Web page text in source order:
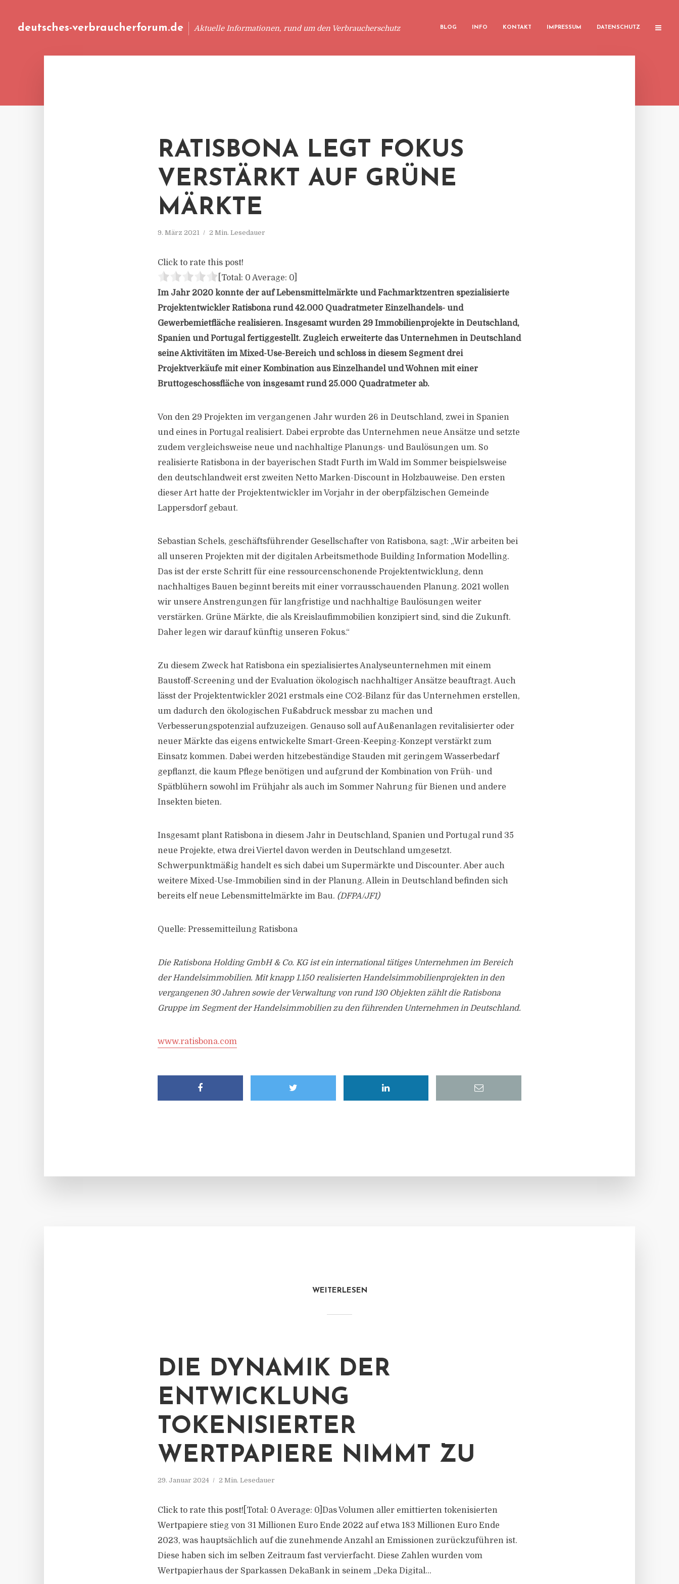
deutsches-verbraucherforum.de Aktuelle Informationen, rund um den Verbraucherschutz BLOG INFO KONTAKT IMPRESSUM DATENSCHUTZ
RATISBONA LEGT FOKUS
VERSTÄRKT AUF GRÜNE
MÄRKTE
9. März 2021 2 Min. Lesedauer
Click to rate this post!
[Total: 0 Average: 0
Im Jahr 2020 konnte der auf Lebensmittelmärkte und Fachmarktzentren spezialisierte
Projektentwickler Ratisbona rund 42.000 Quadratmeter Einzelhandels- und
Gewerbemietfläche realisieren. Insgesamt wurden 29 Immobilienprojekte in Deutschland,
Spanien und Portugal fertiggestellt. Zugleich erweiterte das Unternehmen in Deutschland
seine Aktivitäten im Mixed-Use-Bereich und schloss in diesem Segment drei
Projektverkäufe mit einer Kombination aus Einzelhandel und Wohnen mit einer
Bruttogeschossfläche von insgesamt rund 25.000 Quadratmeter ab.
Von den 29 Projekten im vergangenen Jahr wurden 26 in Deutschland, zwei in Spanien
und eines in Portugal realisiert. Dabei erprobte das Unternehmen neue Ansätze und setzte
zudem vergleichsweise neue und nachhaltige Planungs- und Baulösungen um. So
realisierte Ratisbona in der bayerischen Stadt Furth im Wald im Sommer beispielsweise
den deutschlandweit erst zweiten Netto Marken-Discount in Holzbauweise. Den ersten
dieser Art hatte der Projektentwickler im Vorjahr in der oberpfälzischen Gemeinde
Lappersdorf gebaut.
Sebastian Schels, geschäftsführender Gesellschafter von Ratisbona, sagt: „Wir arbeiten bei
all unseren Projekten mit der digitalen Arbeitsmethode Building Information Modelling.
Das ist der erste Schritt für eine ressourcenschonende Projektentwicklung, denn
nachhaltiges Bauen beginnt bereits mit einer vorrausschauenden Planung. 2021 wollen
wir unsere Anstrengungen für langfristige und nachhaltige Baulösungen weiter
verstärken. Grüne Märkte, die als Kreislaufimmobilien konzipiert sind, sind die Zukunft.
Daher legen wir darauf künftig unseren Fokus.“
Zu diesem Zweck hat Ratisbona ein spezialisiertes Analyseunternehmen mit einem
Baustoff-Screening und der Evaluation ökologisch nachhaltiger Ansätze beauftragt. Auch
lässt der Projektentwickler 2021 erstmals eine CO2-Bilanz für das Unternehmen erstellen,
um dadurch den ökologischen Fußabdruck messbar zu machen und
Verbesserungspotenzial aufzuzeigen. Genauso soll auf Außenanlagen revitalisierter oder
neuer Märkte das eigens entwickelte Smart-Green-Keeping-Konzept verstärkt zum
Einsatz kommen. Dabei werden hitzebeständige Stauden mit geringem Wasserbedarf
gepflanzt, die kaum Pflege benötigen und aufgrund der Kombination von Früh- und
Spätblühern sowohl im Frühjahr als auch im Sommer Nahrung für Bienen und andere
Insekten bieten.
Insgesamt plant Ratisbona in diesem Jahr in Deutschland, Spanien und Portugal rund 35
neue Projekte, etwa drei Viertel davon werden in Deutschland umgesetzt.
Schwerpunktmäßig handelt es sich dabei um Supermärkte und Discounter. Aber auch
weitere Mixed-Use-Immobilien sind in der Planung. Allein in Deutschland befinden sich
bereits elf neue Lebensmittelmärkte im Bau. (DFPA/JF1)
Quelle: Pressemitteilung Ratisbona
Die Ratisbona Holding GmbH & Co. KG ist ein international tätiges Unternehmen im Bereich
der Handelsimmobilien. Mit knapp 1.150 realisierten Handelsimmobilienprojekten in den
vergangenen 30 Jahren sowie der Verwaltung von rund 130 Objekten zählt die Ratisbona
Gruppe im Segment der Handelsimmobilien zu den führenden Unternehmen in Deutschland.
www.ratisbona.com
WEITERLESEN
DIE DYNAMIK DER
ENTWICKLUNG
TOKENISIERTER
WERTPAPIERE NIMMT ZU
29. Januar 2024 2 Min. Lesedauer
Click to rate this post![Total: 0 Average: 0]Das Volumen aller emittierten tokenisierten
Wertpapiere stieg von 31 Millionen Euro Ende 2022 auf etwa 183 Millionen Euro Ende
2023, was hauptsächlich auf die zunehmende Anzahl an Emissionen zurückzuführen ist.
Diese haben sich im selben Zeitraum fast vervierfacht. Diese Zahlen wurden vom
Wertpapierhaus der Sparkassen DekaBank in seinem „Deka Digital...